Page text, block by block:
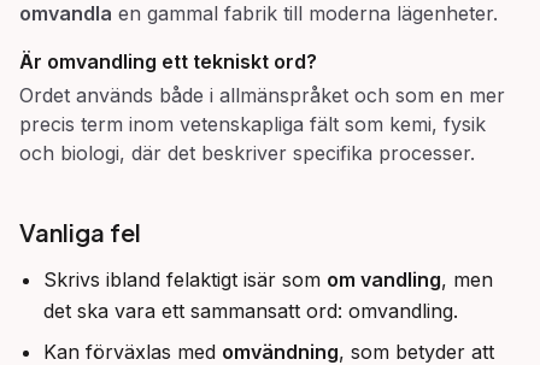
omvandla en gammal fabrik till moderna lägenheter.
Är omvandling ett tekniskt ord?
Ordet används både i allmänspråket och som en mer
precis term inom vetenskapliga fält som kemi, fysik
och biologi, där det beskriver specifika processer.
Vanliga fel
Skrivs ibland felaktigt isär som om vandling, men
det ska vara ett sammansatt ord: omvandling.
Kan förväxlas med omvändning, som betyder att